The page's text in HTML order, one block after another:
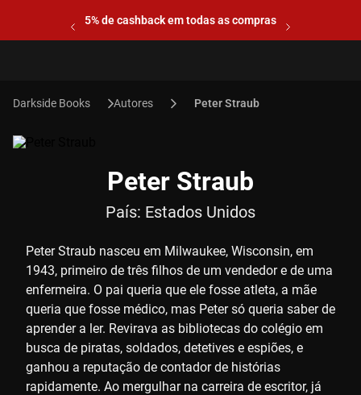
5% de cashback em todas as compras
Autores Peter Straub
Peter Straub
País: Estados Unidos
Peter Straub nasceu em Milwaukee, Wisconsin, em
1943, primeiro de três filhos de um vendedor e de uma
enfermeira. O pai queria que ele fosse atleta, a mãe
queria que fosse médico, mas Peter só queria saber de
aprender a ler. Revirava as bibliotecas do colégio em
busca de piratas, soldados, detetives e espiões, e
ganhou a reputação de contador de histórias
rapidamente. Ao mergulhar na carreira de escritor, já